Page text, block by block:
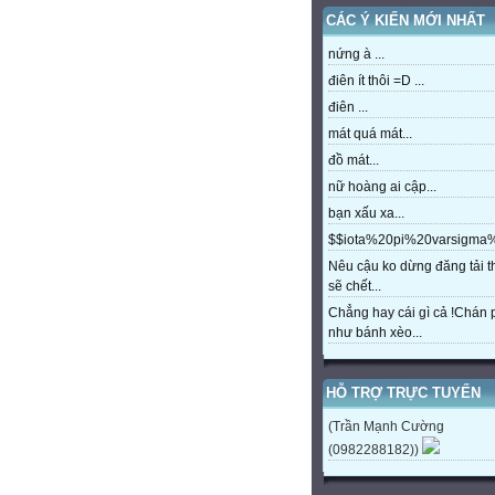
CÁC Ý KIẾN MỚI NHẤT
nứng à ...
điên ít thôi =D ...
điên ...
mát quá mát...
đồ mát...
nữ hoàng ai cập...
bạn xấu xa...
Nêu cậu ko dừng đăng tải
sẽ chết...
Chẳng hay cái gì cả !Chán
như bánh xèo...
HỖ TRỢ TRỰC TUYẾN
(Trần Mạnh Cường
(0982288182))